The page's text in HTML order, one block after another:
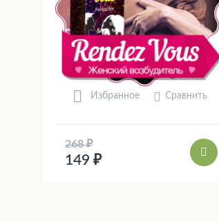
Избранное Сравнить
268 ₽
149 ₽